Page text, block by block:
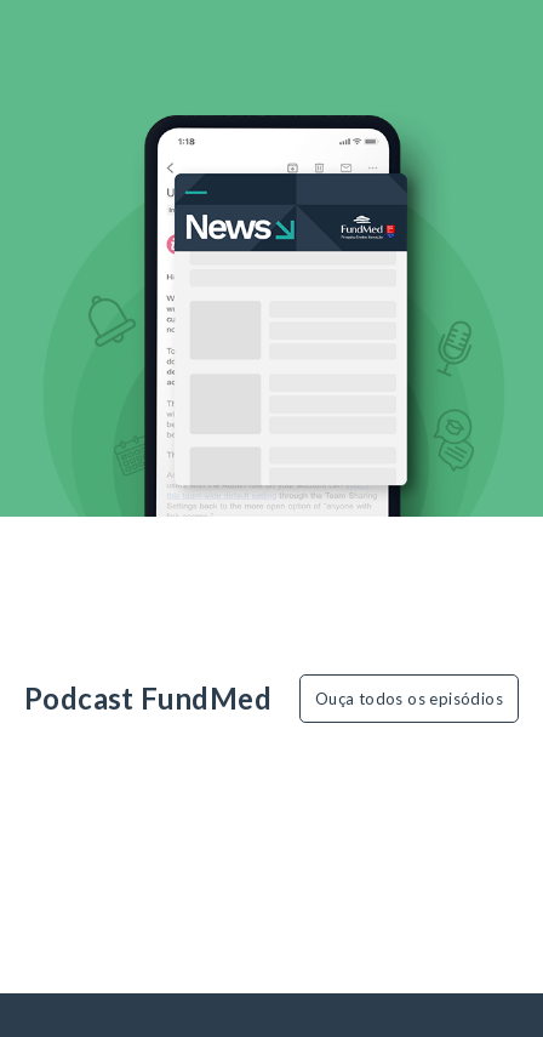
Podcast FundMed Ouça todos os episódios